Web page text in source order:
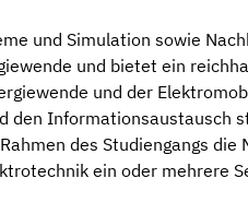
und Simulation sowie
und bietet ein
und der
den Informationsaustausch
des Studiengangs
ein oder mehrere